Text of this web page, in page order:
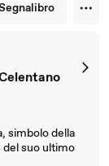
simbolo della
del suo ultimo